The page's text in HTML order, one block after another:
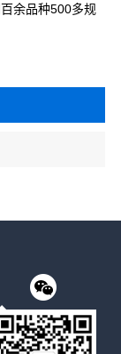
余品种500多规